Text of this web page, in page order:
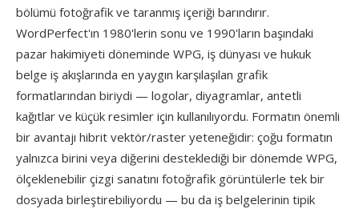
bölümü fotoğrafik ve taranmış içeriği barındırır.
WordPerfect'ın 1980'lerin sonu ve 1990'ların başındaki
pazar hakimiyeti döneminde WPG, iş dünyası ve hukuk
belge iş akışlarında en yaygın karşılaşılan grafik
formatlarından biriydi — logolar, diyagramlar, antetli
kağıtlar ve küçük resimler için kullanılıyordu. Formatın önemli
bir avantajı hibrit vektör/raster yeteneğidir: çoğu formatın
yalnızca birini veya diğerini desteklediği bir dönemde WPG,
ölçeklenebilir çizgi sanatını fotoğrafik görüntülerle tek bir
dosyada birleştirebiliyordu — bu da iş belgelerinin tipik